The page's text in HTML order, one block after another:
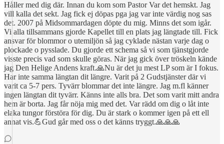
Håller med dig där. Innan du kom som Pastor Var det hemskt. Jag
vill kalla det sekt. Jag fick ej döpas pga jag var inte värdig nog sas
det. 2007 på Midsommardagen döpte du mig. Minns det som igår.
Vi alla tillsammans gjorde Kapellet till en plats jag längtade till. Fick
ansvar för blommor o utemiljön så jag cyklade nästan varje dag o
plockade o pysslade. Du gjorde ett schema så vi som tjänstgjorde
visste precis vad som skulle göras. När jag gick över tröskeln kände
jag Den Helige Andens kraft.🙏Nu är det ju mest LP som är I fokus.
Har inte samma längtan dit längre. Varit på 2 Gudstjänster där vi
varit ca 5-7 pers. Tyvärr blommar det inte längre. Jag m.fl känner
ingen längtan dit tyvärr. Känns inte alls bra. Det som varit mitt andra
hem är borta. Jag får nöja mig med det. Var rädd om dig o låt inte
elaka tungor förstöra för dig. Du är stark o kommer igen på ett ell
annat vis.💪Gud går med oss o det känns tryggt.🙏🙏🙏